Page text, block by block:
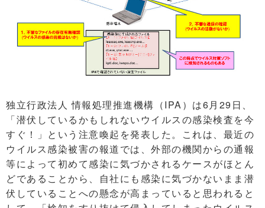
独立行政法人 情報処理推進機構（IPA）は6月29日、
「潜伏しているかもしれないウイルスの感染検査を今
すぐ！」という注意喚起を発表した。これは、最近の
ウイルス感染被害の報道では、外部の機関からの通報
等によって初めて感染に気づかされるケースがほとん
どであることから、自社にも感染に気づかないまま潜
伏していることへの懸念が高まっていると思われると